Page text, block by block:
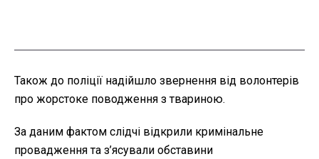
Також до поліції надійшло звернення від волонтерів
про жорстоке поводження з твариною.
За даним фактом слідчі відкрили кримінальне
провадження та з’ясували обставини